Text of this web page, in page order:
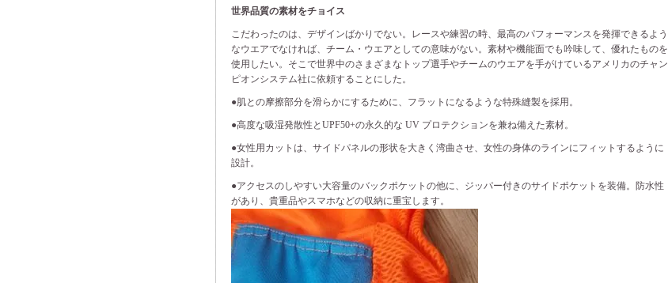
世界品質の素材をチョイス
こだわったのは、デザインばかりでない。レースや練習の時、最高のパフォーマンスを発揮できるよう
なウエアでなければ、チーム・ウエアとしての意味がない。素材や機能面でも吟味して、優れたものを
使用したい。そこで世界中のさまざまなトップ選手やチームのウエアを手がけているアメリカのチャン
ピオンシステム社に依頼することにした。
●肌との摩擦部分を滑らかにするために、フラットになるような特殊縫製を採用。
●高度な吸湿発散性とUPF50+の永久的な UV プロテクションを兼ね備えた素材。
●女性用カットは、サイドパネルの形状を大きく湾曲させ、女性の身体のラインにフィットするように
設計。
●アクセスのしやすい大容量のバックポケットの他に、ジッパー付きのサイドポケットを装備。防水性
があり、貴重品やスマホなどの収納に重宝します。